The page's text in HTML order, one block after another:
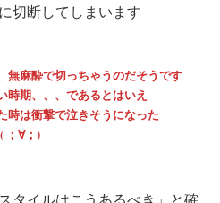
切断してしまいます
無麻酔で切っちゃうのだそうです
時期、、、であるとはいえ
時は衝撃で泣きそうになった
( ；∀；)
タイルはこうあるべき」と確